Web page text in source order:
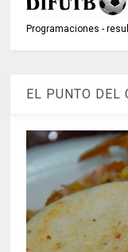
Programaciones -
EL PUNTO DEL